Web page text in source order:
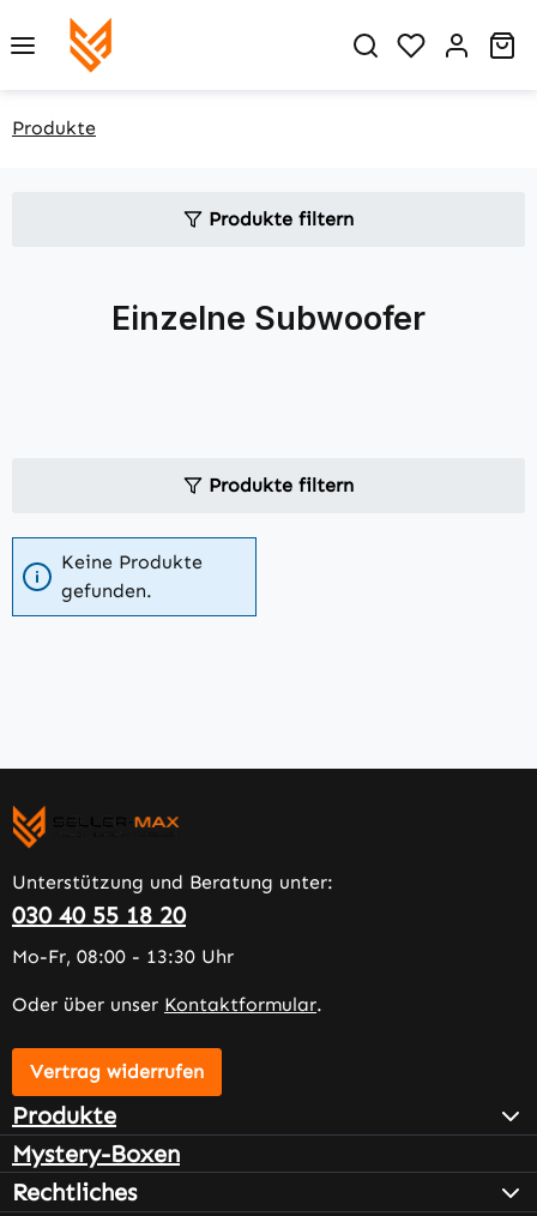
Zum Hauptinhalt springen
Du hast 0
Produkte
Produkte filtern
Einzelne Subwoofer
Produkte filtern
Keine Produkte
gefunden.
Unterstützung und Beratung unter:
030 40 55 18 20
Mo-Fr, 08:00 - 13:30 Uhr
Oder über unser Kontaktformular.
Vertrag widerrufen
Produkte
Mystery-Boxen
Rechtliches